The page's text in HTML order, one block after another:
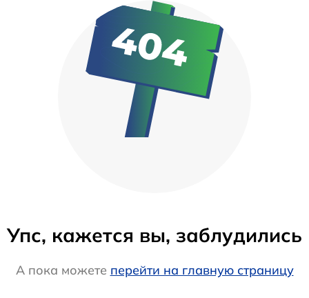
Упс, кажется вы, заблудились
А пока можете перейти на главную страницу